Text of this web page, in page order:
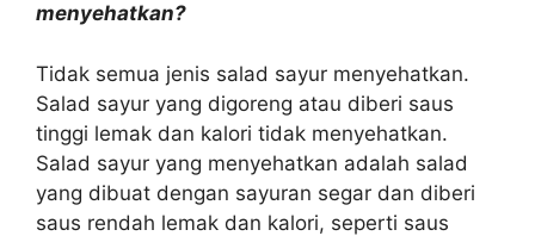
menyehatkan?
Tidak semua jenis salad sayur menyehatkan.
Salad sayur yang digoreng atau diberi saus
tinggi lemak dan kalori tidak menyehatkan.
Salad sayur yang menyehatkan adalah salad
yang dibuat dengan sayuran segar dan diberi
saus rendah lemak dan kalori, seperti saus